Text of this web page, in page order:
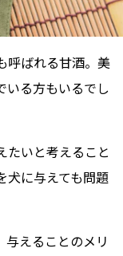
呼ばれる甘酒。美
いる方もいるでし
たいと考えること
犬に与えても問題
えることのメリ